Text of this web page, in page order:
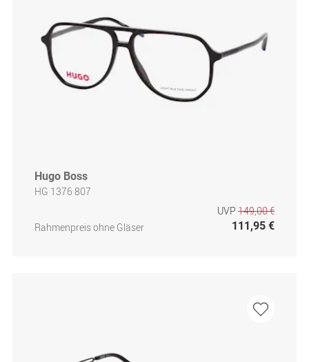
Hugo Boss
HG 1376 807
Rahmenpreis ohne Gläser
UVP 149,00 €
111,95 €